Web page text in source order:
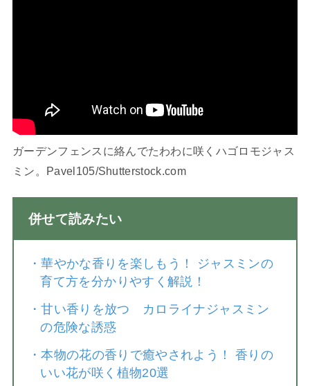
ガーデンフェンスに絡んでたわわに咲くハゴロモジャス
ミン。Pavel105/Shutterstock.com
併せて読みたい
・華やかな香りを楽しもう！ ジャスミンの
育て方を分かりやすく解説！
・甘い香りを放つ カロライナジャスミン
の危険な誘惑
・本物の花の香りで癒やされよう！ 香りの
いい花が咲く植物20選